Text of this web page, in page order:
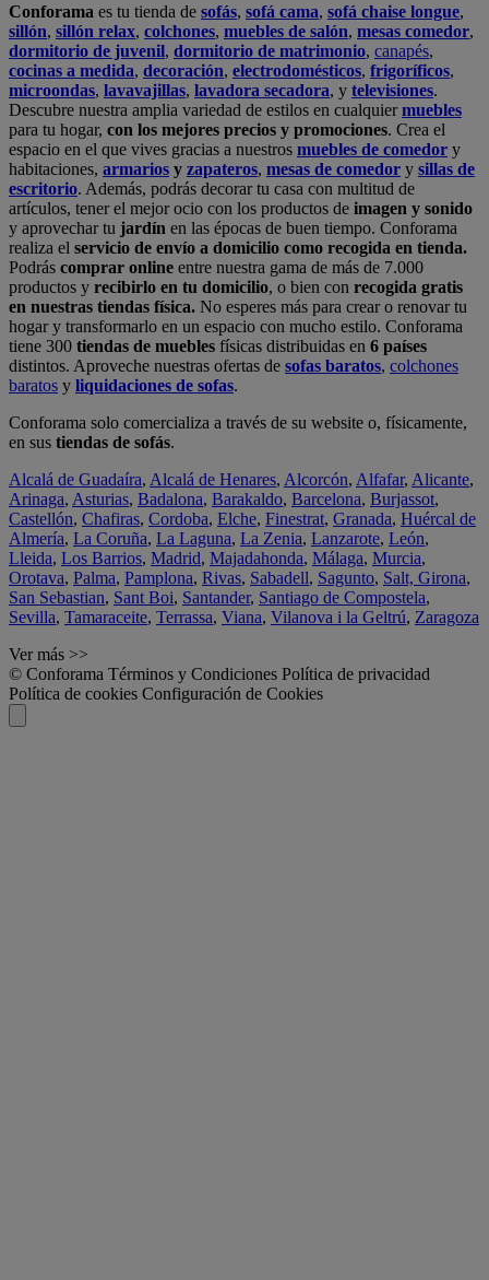
Conforama es tu tienda de sofás, sofá cama, sofá chaise longue,
sillón, sillón relax, colchones, muebles de salón, mesas comedor,
dormitorio de juvenil, dormitorio de matrimonio, canapés,
cocinas a medida, decoración, electrodomésticos, frigoríficos,
microondas, lavavajillas, lavadora secadora, y televisiones.
Descubre nuestra amplia variedad de estilos en cualquiermuebles
para tu hogar, con los mejores precios y promociones. Crea el
espacio en el que vives gracias a nuestros muebles de comedor y
habitaciones, armarios y zapateros, mesas de comedor y sillas de
escritorio. Además, podrás decorar tu casa con multitud de
artículos, tener el mejor ocio con los productos de imagen y sonido
y aprovechar tu jardín en las épocas de buen tiempo. Conforama
realiza el servicio de envío a domicilio como recogida en tienda.
Podrás comprar online entre nuestra gama de más de 7.000
productos y recibirlo en tu domicilio, o bien con recogida gratis
en nuestras tiendas física. No esperes más para crear o renovar tu
hogar y transformarlo en un espacio con mucho estilo. Conforama
tiene 300 tiendas de muebles físicas distribuidas en 6 países
distintos. Aproveche nuestras ofertas de sofas baratos, colchones
baratos y liquidaciones de sofas.
Conforama solo comercializa a través de su website o, físicamente,
en sus tiendas de sofás.
Alcalá de Guadaíra, Alcalá de Henares, Alcorcón, Alfafar, Alicante,
Arinaga, Asturias, Badalona, Barakaldo, Barcelona, Burjassot,
Castellón, Chafiras, Cordoba, Elche, Finestrat, Granada, Huércal de
Almería, La Coruña, La Laguna, La Zenia, Lanzarote, León,
Lleida, Los Barrios, Madrid, Majadahonda, Málaga, Murcia,
Orotava, Palma, Pamplona, Rivas, Sabadell, Sagunto, Salt, Girona,
San Sebastian, Sant Boi, Santander, Santiago de Compostela,
Sevilla, Tamaraceite, Terrassa, Viana, Vilanova i la Geltrú, Zaragoza
Ver más >>
© Conforama Términos y Condiciones Política de privacidad
Política de cookies Configuración de Cookies